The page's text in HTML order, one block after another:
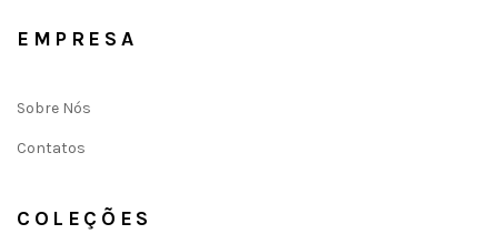
EMPRESA
Sobre Nós
Contatos
COLEÇÕES